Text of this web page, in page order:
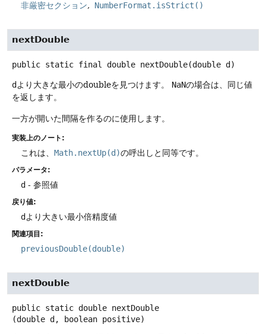
非厳密セクション NumberFormat.isStrict()
nextDouble
public static final double nextDouble(double d)
dより大きな最小のdoubleを見つけます。 NaNの場合は、同じ値
を返します。
一方が開いた間隔を作るのに使用します。
実装上のノート:
これは、 Math.nextUp(d)の呼出しと同等です。
パラメータ:
d - 参照値
戻り値:
d より大きい最小倍精度値
関連項目:
previousDouble(double)
nextDouble
public static double nextDouble
(double d, boolean positive)